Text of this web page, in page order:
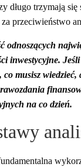
długo trzymają się
za przeciwieństwo
odnoszących
inwestycyjne.
co musisz
na co dzień.